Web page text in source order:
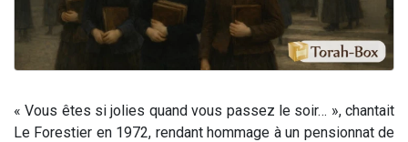
« Vous êtes si jolies quand vous passez le soir… », chantait
Le Forestier en 1972, rendant hommage à un pensionnat de